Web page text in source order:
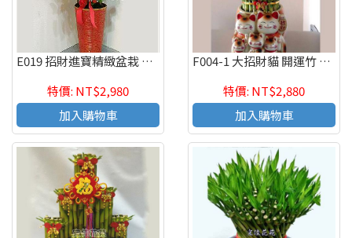
E019 招財進寶精緻盆栽 喬遷之喜 榮陞誌喜盆栽
特價: NT$2,980
加入購物車
F004-1 大招財貓 開運竹 節節高升 好運連連 開幕賀禮
特價: NT$2,880
加入購物車